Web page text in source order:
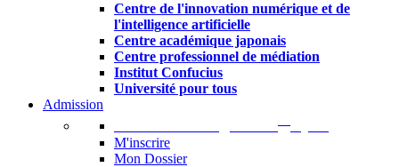
Centre de l'innovation numérique et de
l'intelligence artificielle
Centre académique japonais
Centre professionnel de médiation
Institut Confucius
Université pour tous
Admission
M'inscrire
Mon Dossier